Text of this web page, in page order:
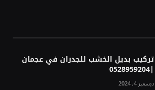
تركيب بديل الخشب للجدران في عجمان
|0528959204
ديسمبر 4, 2024